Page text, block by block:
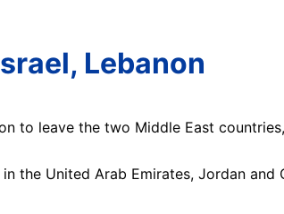
Lebanon
to leave the two Middle East
the United Arab Emirates, Jordan